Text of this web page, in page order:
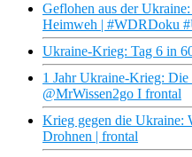
Geflohen aus der
Heimweh | #WDRDoku
Ukraine-Krieg: Tag 6 in
1 Jahr Ukraine-Krieg: Die
@MrWissen2go I frontal
Krieg gegen die Ukraine:
Drohnen | frontal